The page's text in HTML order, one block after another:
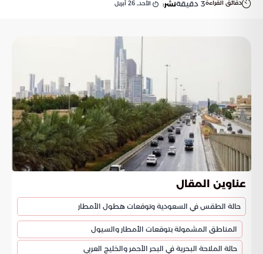
دقائق القراءة3 دقيقةنشر: الأحد, 26 أبريل
عناوين المقال
حالة الطقس في السعودية وتوقعات هطول الأمطار
المناطق المشمولة بتوقعات الأمطار والسيول
حالة الملاحة البحرية في البحر الأحمر والخليج العربي